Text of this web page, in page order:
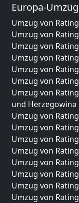
Europa-
Umzug von
Umzug von
Umzug von
Umzug von
Umzug von
Umzug von
Umzug von
und Herzegowina
Umzug von
Umzug von
Umzug von
Umzug von
Umzug von
Umzug von
Umzug von
Umzug von